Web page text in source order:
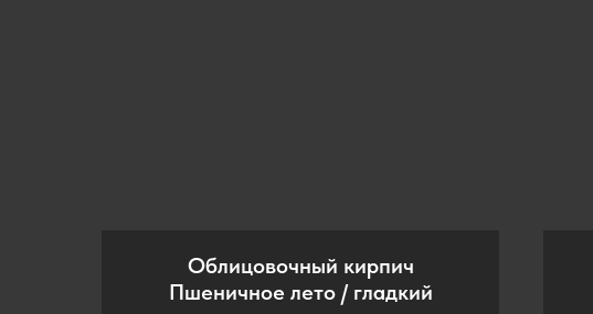
Облицовочный кирпич
Пшеничное лето / гладкий